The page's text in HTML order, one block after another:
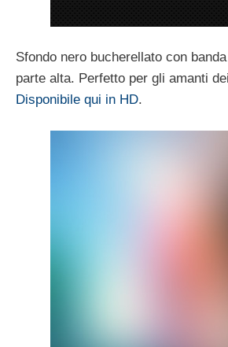
Sfondo nero bucherellato con
parte alta. Perfetto per gli amanti
Disponibile qui in HD.